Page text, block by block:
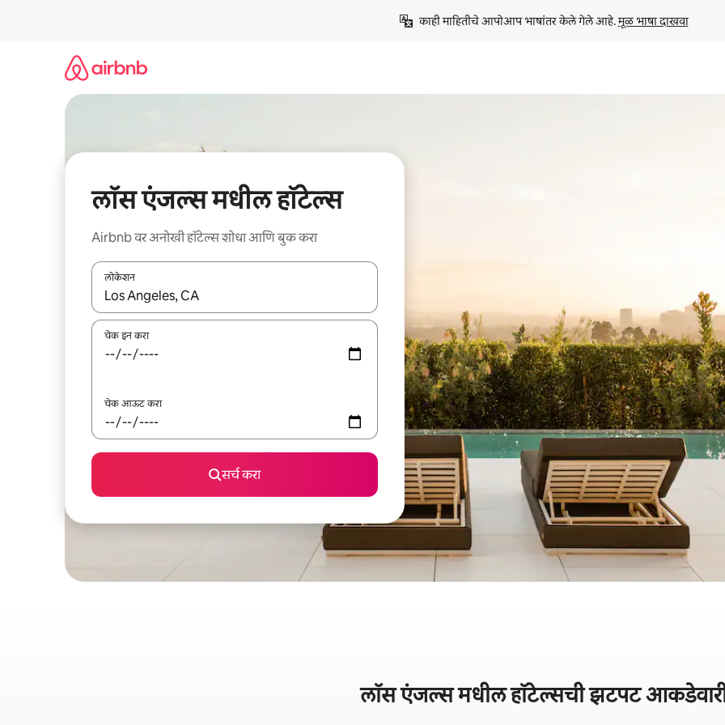
काही माहितीचे आपोआप भाषांतर केले गेले आहे. मूळ भाषा दाखवा
लॉस एंजल्स मधील हॉटेल्स
Airbnb वर अनोखी हॉटेल्स शोधा आणि बुक करा
लोकेशन
जेव्हा परिणाम उपलब्ध असतील, तेव्हा वरच्या आणि खाली बाणांच्या किजसह नेव्हिगेट करा किंवा स्पर्शाने स्वाइप जेश्चर्स वापरून एक्सप्लोर करा.
चेक इन करा
चेक आऊट करा
सर्च करा
लॉस एंजल्स मधील हॉटेल्सची झटपट